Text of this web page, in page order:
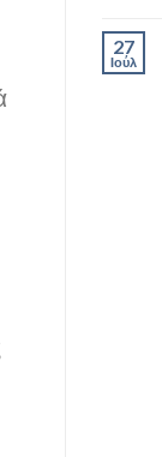
27
Ιούλ